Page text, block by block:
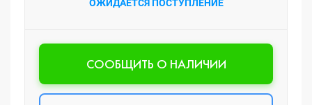
ОЖИДАЕТСЯ ПОСТУПЛЕНИЕ
CООБЩИТЬ О НАЛИЧИИ